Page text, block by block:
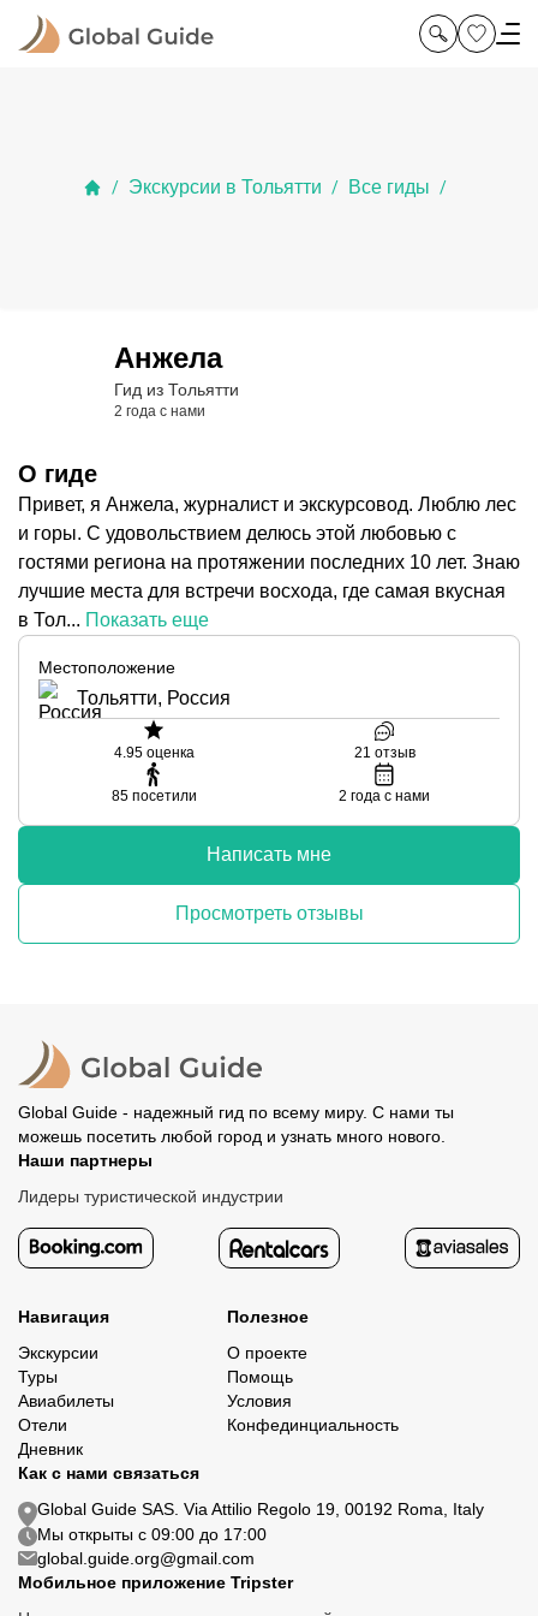
/ Экскурсии в Тольятти / Все гиды /
Анжела
Гид из Тольятти
2 года с нами
О гиде
Привет, я Анжела, журналист и экскурсовод. Люблю лес
и горы. С удовольствием делюсь этой любовью с
гостями региона на протяжении последних 10 лет. Знаю
лучшие места для встречи восхода, где самая вкусная
в Тол... Показать еще
Местоположение
Тольятти, Россия
4.95оценка 21 отзыв
85 посетили 2 года с нами
Написать мне
Просмотреть отзывы
Global Guide - надежный гид по всему миру. С нами ты
можешь посетить любой город и узнать много нового.
Наши партнеры
Лидеры туристической индустрии
Навигация
Экскурсии
Туры
Авиабилеты
Отели
Дневник
Полезное
О проекте
Помощь
Условия
Конфединциальность
Как с нами связаться
Global Guide SAS. Via Attilio Regolo 19, 00192 Roma, Italy
Мы открыты с 09:00 до 17:00
global.guide.org@gmail.com
Мобильное приложение Tripster